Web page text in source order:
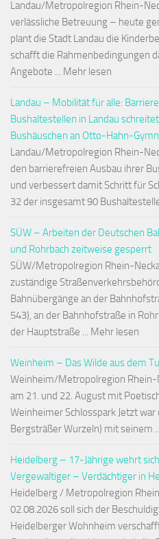
Landau/Metropolregion Rhein-
verlässliche Betreuung – heute
plant die Stadt Landau die
schafft die Rahmenbedingungen
Angebote ... Mehr lesen
Landau – Mobilität für alle:
Bushaltestellen in Landau
Bushäuschen an Otto-Hahn-
Landau/Metropolregion Rhein-
den barrierefreien Ausbau ihrer
und verbessert damit Schritt für
32 der insgesamt 90
SÜW – Arbeiten der Deutschen
und Rohrbach zeitweise gesperrt
SÜW/Metropolregion Rhein-
zuständige
Bahnübergänge an der
543), an der Bahnhofstraße in
der Hauptstraße ... Mehr lesen
Weinheim – Das Wilde aus dem
Weinheim/Metropolregion Rhein-
am 21. und 22. August mit
Weinheimer Schlosspark Jetzt
Bergsträßer Wurzeln) mit seinem
Heidelberg – 17-Jährige wehrt
Vergewaltiger – Verdächtiger in
Heidelberg / Metropolregion
02.08.2026 soll sich der
Heidelberger Wohnheim